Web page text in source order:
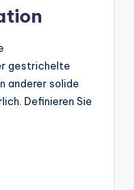
gestrichelte
anderer solide
Definieren Sie